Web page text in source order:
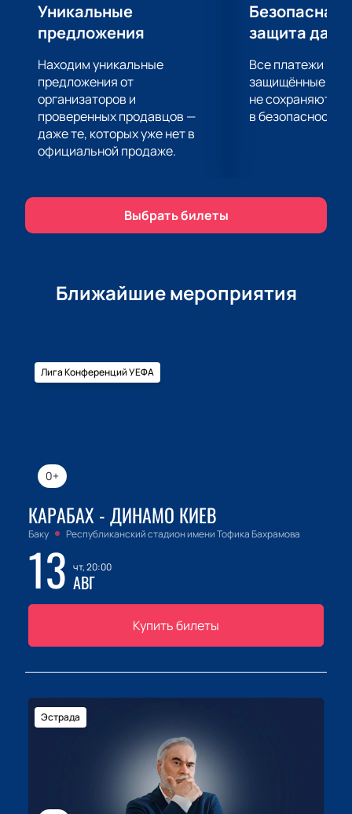
Уникальные
предложения
Находим уникальные
предложения от
организаторов и
проверенных продавцов —
даже те, которых уже нет в
официальной продаже.
Безопасная
защита
Все платежи
защищённые
не сохраняются
в безопасности.
Выбрать билеты
Ближайшие мероприятия
0+
Лига Конференций УЕФА
КАРАБАХ - ДИНАМО КИЕВ
Баку Республиканский стадион имени Тофика Бахрамова
13 чт, 20:00
АВГ
Купить билеты
Эстрада